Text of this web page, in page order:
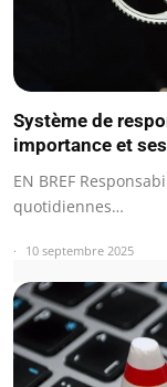
Système de
importance et
EN BREF
quotidiennes…
10 septembre 2025